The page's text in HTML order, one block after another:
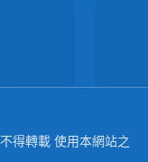
得轉載 使用本網站之